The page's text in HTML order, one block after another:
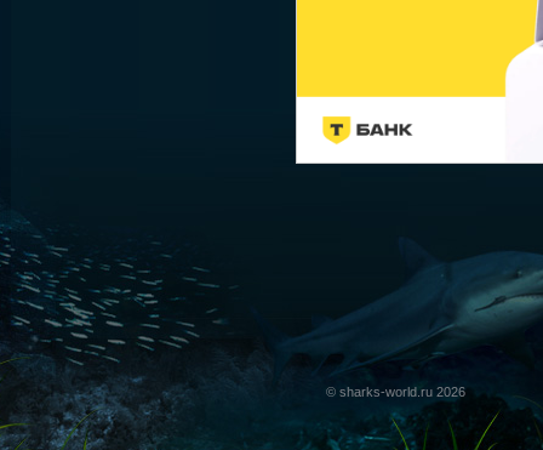
© sharks-world.ru 2026